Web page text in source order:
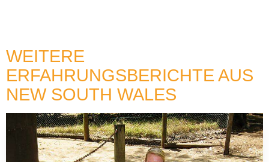
WEITERE
ERFAHRUNGSBERICHTE AUS
NEW SOUTH WALES